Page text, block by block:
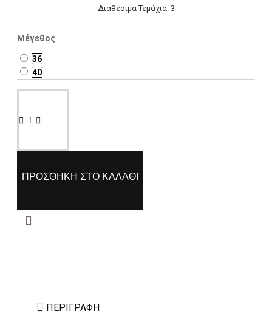
Διαθέσιμα Τεμάχια: 3
Μέγεθος
36
40
ΠΡΟΣΘΉΚΗ ΣΤΟ ΚΑΛΆΘΙ
ΠΕΡΙΓΡΑΦΉ